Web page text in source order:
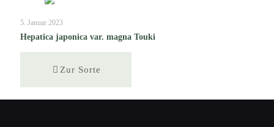
5. Januar 2023
Hepatica japonica var. magna Touki
Zur Sorte